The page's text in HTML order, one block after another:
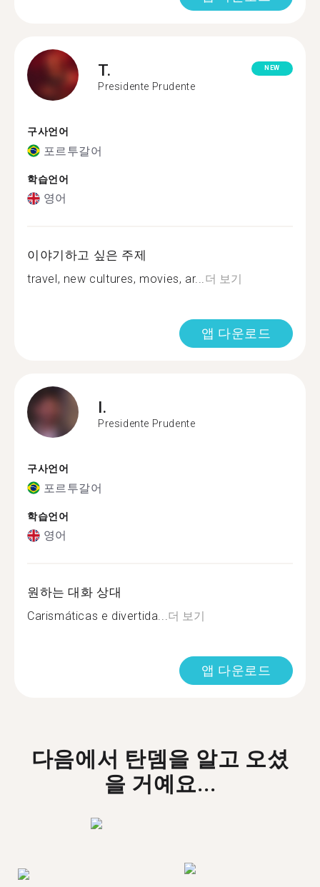
T.
Presidente Prudente
NEW
구사언어
포르투갈어
학습언어
영어
이야기하고 싶은 주제
travel, new cultures, movies, ar...더 보기
앱 다운로드
I.
Presidente Prudente
구사언어
포르투갈어
학습언어
영어
원하는 대화 상대
Carismáticas e divertida...더 보기
앱 다운로드
다음에서 탄뎀을 알고 오셨
을 거예요...